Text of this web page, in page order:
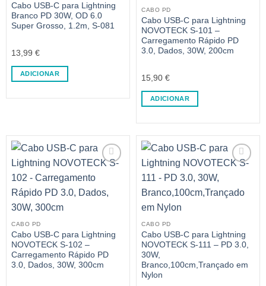
Cabo USB-C para Lightning
Branco PD 30W, OD 6.0
Super Grosso, 1.2m, S-081
13,99 €
ADICIONAR
CABO PD
Cabo USB-C para Lightning
NOVOTECK S-101 –
Carregamento Rápido PD
3.0, Dados, 30W, 200cm
15,90 €
ADICIONAR
CABO PD
Cabo USB-C para Lightning
NOVOTECK S-102 –
Carregamento Rápido PD
3.0, Dados, 30W, 300cm
CABO PD
Cabo USB-C para Lightning
NOVOTECK S-111 – PD 3.0,
30W,
Branco,100cm,Trançado em
Nylon